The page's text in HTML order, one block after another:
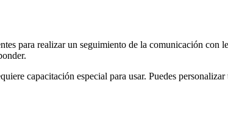
para realizar un seguimiento de la comunicación
capacitación especial para usar. Puedes